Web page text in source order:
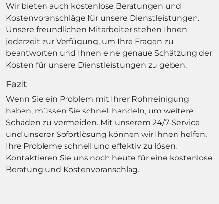
Wir bieten auch kostenlose Beratungen und
Kostenvoranschläge für unsere Dienstleistungen.
Unsere freundlichen Mitarbeiter stehen Ihnen
jederzeit zur Verfügung, um Ihre Fragen zu
beantworten und Ihnen eine genaue Schätzung der
Kosten für unsere Dienstleistungen zu geben.
Fazit
Wenn Sie ein Problem mit Ihrer Rohrreinigung
haben, müssen Sie schnell handeln, um weitere
Schäden zu vermeiden. Mit unserem 24/7-Service
und unserer Sofortlösung können wir Ihnen helfen,
Ihre Probleme schnell und effektiv zu lösen.
Kontaktieren Sie uns noch heute für eine kostenlose
Beratung und Kostenvoranschlag.